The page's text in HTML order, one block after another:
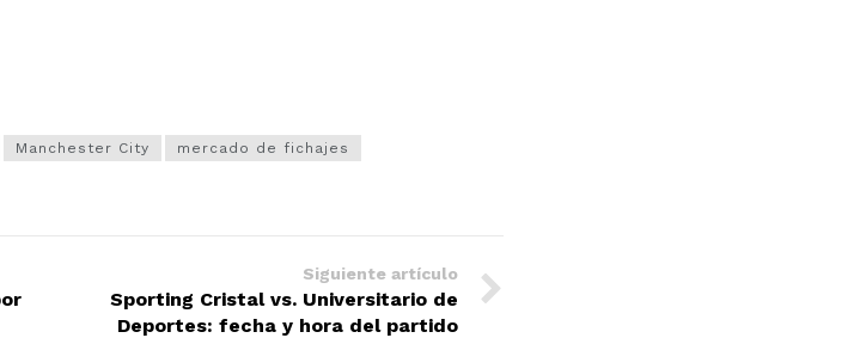
Manchester City
mercado de fichajes
Siguiente artículo
Sporting Cristal vs. Universitario de
Deportes: fecha y hora del partido